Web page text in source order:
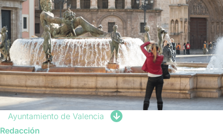
Ayuntamiento de Valencia
Redacción